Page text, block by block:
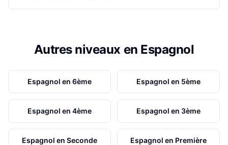
Autres niveaux en Espagnol
Espagnol en 6ème Espagnol en 5ème
Espagnol en 4ème Espagnol en 3ème
Espagnol en Seconde Espagnol en Première